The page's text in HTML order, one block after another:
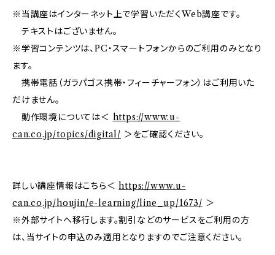
※当講座はインターネット上で学習いただくWeb講座です。
テキストはございません。
※学習コンテンツは、PC・スマートフォンからのご利用のみとなり
ます。
携帯電話（ガラパゴス携帯・フィーチャーフォン）はご利用いた
だけません。
動作環境については＜ https://www.u-
can.co.jp/topics/digital/ ＞をご確認ください。
詳しい講座情報はこちら＜https://www.u-
can.co.jp/houjin/e-learning/line_up/1673/ ＞
※外部サイトへ移行します。割引などのサービスをご利用の方
は、当サイトの申込のみ適用となりますのでご注意ください。